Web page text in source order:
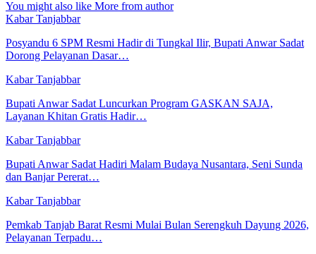
You might also like More from author
Kabar Tanjabbar
Posyandu 6 SPM Resmi Hadir di Tungkal Ilir, Bupati Anwar Sadat
Dorong Pelayanan Dasar…
Kabar Tanjabbar
Bupati Anwar Sadat Luncurkan Program GASKAN SAJA,
Layanan Khitan Gratis Hadir…
Kabar Tanjabbar
Bupati Anwar Sadat Hadiri Malam Budaya Nusantara, Seni Sunda
dan Banjar Pererat…
Kabar Tanjabbar
Pemkab Tanjab Barat Resmi Mulai Bulan Serengkuh Dayung 2026,
Pelayanan Terpadu…